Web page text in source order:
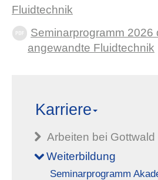
Fluidtechnik
Seminarprogramm 2026
angewandte Fluidtechnik
Karriere
Arbeiten bei Gottwald
Weiterbildung
Seminarprogramm